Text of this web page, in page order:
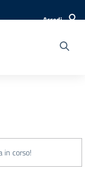
Accedi
in corso!